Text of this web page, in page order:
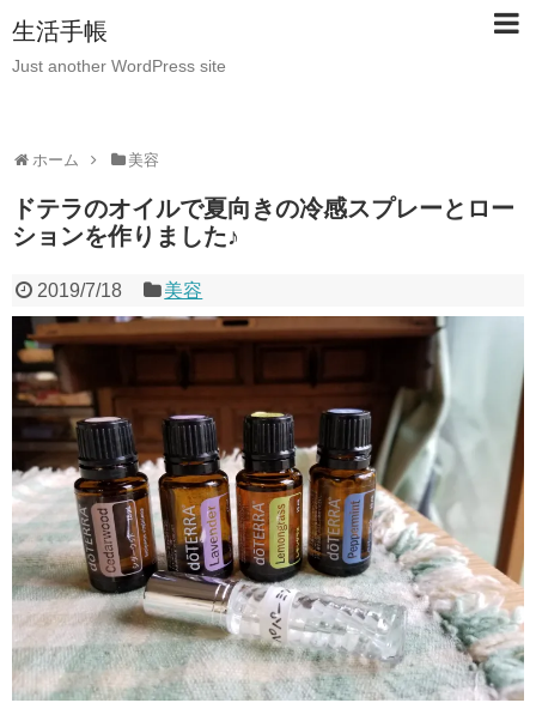
生活手帳
Just another WordPress site
ホーム 美容
ドテラのオイルで夏向きの冷感スプレーとロー
ションを作りました♪
2019/7/18 美容